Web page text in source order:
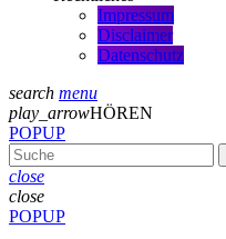
Impressum
Disclaimer
Datenschutz
search menu
play_arrowHÖREN
POPUP
close
close
POPUP